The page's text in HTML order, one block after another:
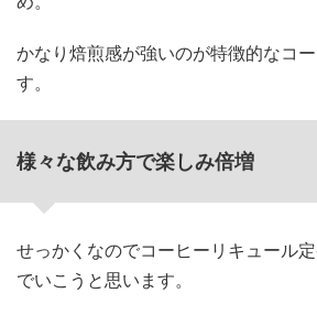
かなり焙煎感が強いのが特徴的なコ
す。
様々な飲み方で楽しみ倍増
せっかくなのでコーヒーリキュール
でいこうと思います。